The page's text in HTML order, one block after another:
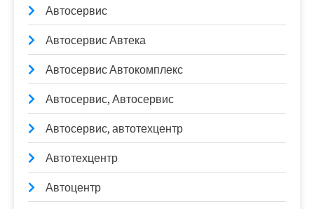
Автосервис
Автосервис Автека
Автосервис Автокомплекс
Автосервис, Автосервис
Автосервис, автотехцентр
Автотехцентр
Автоцентр